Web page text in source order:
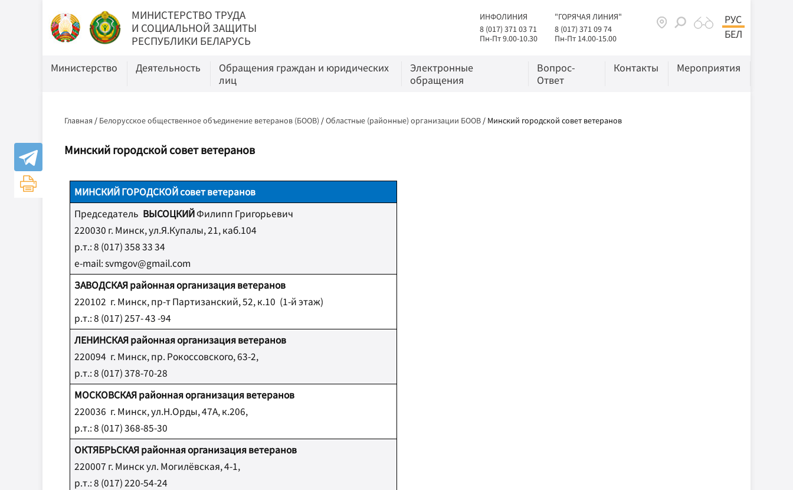
МИНИСТЕРСТВО ТРУДА
И СОЦИАЛЬНОЙ ЗАЩИТЫ
РЕСПУБЛИКИ БЕЛАРУСЬ
ИНФОЛИНИЯ
8 (017) 371 03 71
Пн-Пт 9.00-10.30
"ГОРЯЧАЯ ЛИНИЯ"
8 (017) 371 09 74
Пн-Пт 14.00-15.00
РУС
БЕЛ
Министерство Деятельность
Обращения граждан и юридических
лиц
Электронные
обращения
Вопрос-
Ответ
Контакты Мероприятия
Главная / Белорусское общественное объединение ветеранов (БООВ) /Областные (районные) организации БООВ / Минский городской совет ветеранов
Минский городской совет ветеранов
МИНСКИЙ ГОРОДСКОЙсовет ветеранов
Председатель ВЫСОЦКИЙФилипп Григорьевич
220030 г. Минск, ул.Я.Купалы, 21, каб.104
р.т.: 8 (017) 358 33 34
e-mail:svmgov@gmail.com
ЗАВОДСКАЯрайонная организация ветеранов
220102 г. Минск,пр-т Партизанский, 52, к.10 (1-й этаж)
р.т.:8 (017) 257- 43 -94
ЛЕНИНСКАЯ районная организация ветеранов
220094 г. Минск,пр. Рокоссовского, 63-2,
р.т.:8 (017) 378-70-28
МОСКОВСКАЯ районная организация ветеранов
220036 г. Минск,ул.Н.Орды, 47А, к.206,
р.т.:8 (017) 368-85-30
ОКТЯБРЬСКАЯ районная организация ветеранов
220007 г. Минскул. Могилёвская, 4-1,
р.т.:8 (017) 220-54-24